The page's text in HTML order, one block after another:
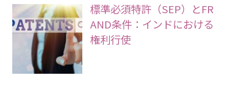
標準必須特許（SEP）とFR
AND条件：インドにおける
権利行使